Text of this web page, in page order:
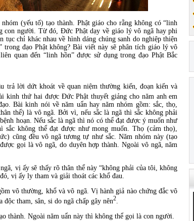
(yếu tố) tạo thành. Phật giáo cho rằng không có “linh
con người. Từ đó, Đức Phật dạy về giáo lý vô ngã hay phi
tục chỉ khác nhau về hình dáng chúng sanh do nghiệp thiện
đạo Phật không? Bài viết này sẽ phân tích giáo lý vô
quan đến “linh hồn” được sử dụng trong đạo Phật Bắc
trả lời dứt khoát về quan niệm thường kiến, đoạn kiến và
kinh thứ hai được Đức Phật thuyết giảng cho năm anh em
Bài kinh nói về năm uẩn hay năm nhóm gồm: sắc, thọ,
thể) là vô ngã. Bởi vì, nếu sắc là ngã thì sắc không phải
hoạn. Nếu sắc là ngã thì nó có thể đạt được ý muốn như
không thể đạt được như mong muốn. Thọ (cảm thọ),
cũng đều vô ngã tương tự như sắc. Năm nhóm này (tạo
gọi là vô ngã, do duyên hợp thành. Ngoài vô ngã, năm
vị ấy sẽ thấy rõ thân thể này “không phải của tôi, không
vị ấy ly tham và giải thoát các khổ đau.
vô thường, khổ và vô ngã. Vị hành giả nào chứng đắc vô
tham, sân, si do ngã chấp gây nên2
thành. Ngoài năm uẩn này thì không thể gọi là con người.